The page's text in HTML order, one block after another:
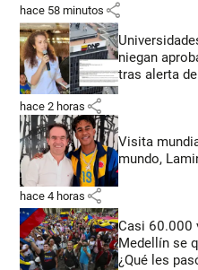
hace 58 minutos share
niegan
tras alerta
hace 2 horas share
Visita
mundo,
hace 4 horas share
Casi 60.000
Medellín se
¿Qué les